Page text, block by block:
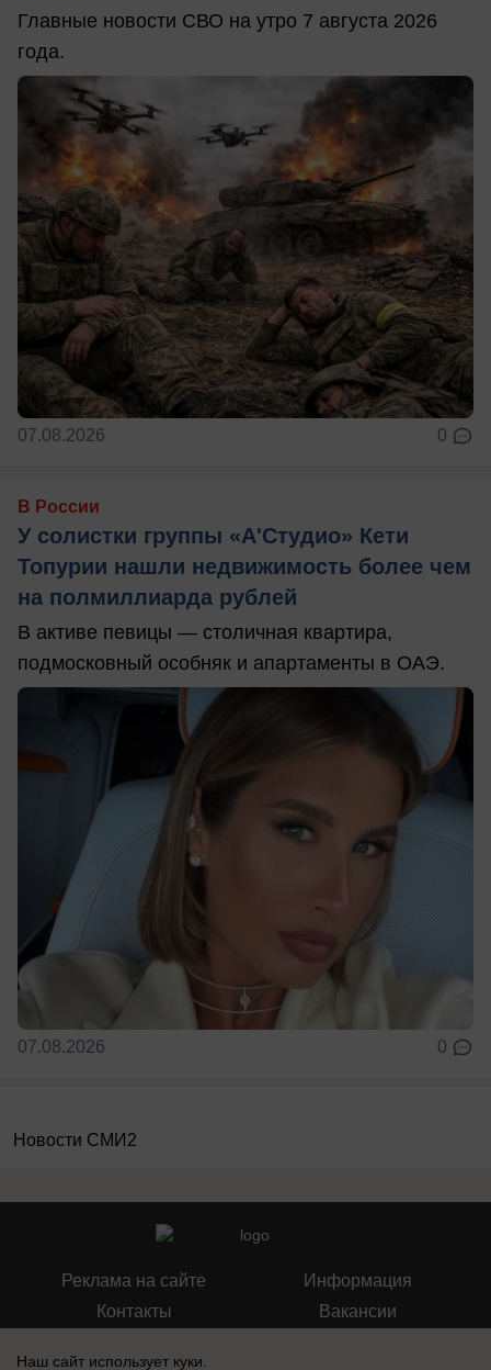
Главные новости СВО на утро 7 августа 2026
года.
07.08.2026 0
В России
У солистки группы «А'Студио» Кети
Топурии нашли недвижимость более чем
на полмиллиарда рублей
В активе певицы — столичная квартира,
подмосковный особняк и апартаменты в ОАЭ.
07.08.2026 0
Новости СМИ2
Реклама на сайте
Контакты
Информация
Вакансии
Наш сайт использует куки.